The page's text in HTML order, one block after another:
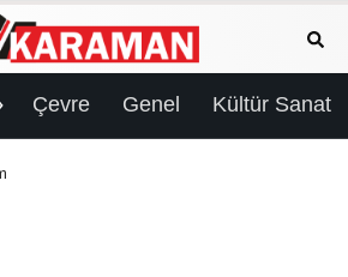
Çevre Genel Kültür Sanat